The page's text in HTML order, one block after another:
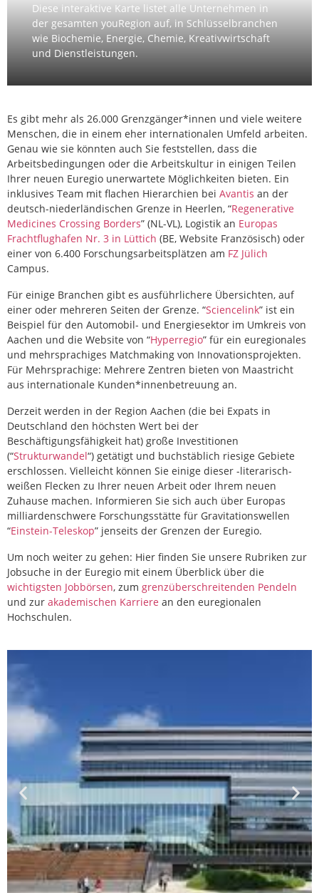
Diese interaktive Karte listet alle Unternehmen in
der gesamten youRegion auf, in Schlüsselbranchen
wie Biochemie, Energie, Chemie, Kreativwirtschaft
und Dienstleistungen.
Es gibt mehr als 26.000 Grenzgänger*innen und viele weitere
Menschen, die in einem eher internationalen Umfeld arbeiten.
Genau wie sie könnten auch Sie feststellen, dass die
Arbeitsbedingungen oder die Arbeitskultur in einigen Teilen
Ihrer neuen Euregio unerwartete Möglichkeiten bieten. Ein
inklusives Team mit flachen Hierarchien bei Avantis an der
deutsch-niederländischen Grenze in Heerlen, “Regenerative
Medicines Crossing Borders” (NL-VL), Logistik an Europas
Frachtflughafen Nr. 3 in Lüttich (BE, Website Französisch) oder
einer von 6.400 Forschungsarbeitsplätzen am FZ Jülich
Campus.
Für einige Branchen gibt es ausführlichere Übersichten, auf
einer oder mehreren Seiten der Grenze. “Sciencelink” ist ein
Beispiel für den Automobil- und Energiesektor im Umkreis von
Aachen und die Website von “Hyperregio” für ein euregionales
und mehrsprachiges Matchmaking von Innovationsprojekten.
Für Mehrsprachige: Mehrere Zentren bieten von Maastricht
aus internationale Kunden*innenbetreuung an.
Derzeit werden in der Region Aachen (die bei Expats in
Deutschland den höchsten Wert bei der
Beschäftigungsfähigkeit hat) große Investitionen
(“Strukturwandel“) getätigt und buchstäblich riesige Gebiete
erschlossen. Vielleicht können Sie einige dieser -literarisch-
weißen Flecken zu Ihrer neuen Arbeit oder Ihrem neuen
Zuhause machen. Informieren Sie sich auch über Europas
milliardenschwere Forschungsstätte für Gravitationswellen
“Einstein-Teleskop” jenseits der Grenzen der Euregio.
Um noch weiter zu gehen: Hier finden Sie unsere Rubriken zur
Jobsuche in der Euregio mit einem Überblick über die
wichtigsten Jobbörsen, zum grenzüberschreitenden Pendeln
und zur akademischen Karriere an den euregionalen
Hochschulen.